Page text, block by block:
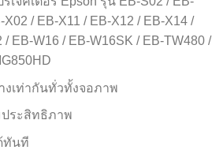
X02 / EB-X11 / EB-X12 / EB-X14 /
/ EB-W16 / EB-W16SK / EB-TW480 /
เท่ากันทั่วทั้งจอภาพ
ประสิทธิภาพ
ทันที